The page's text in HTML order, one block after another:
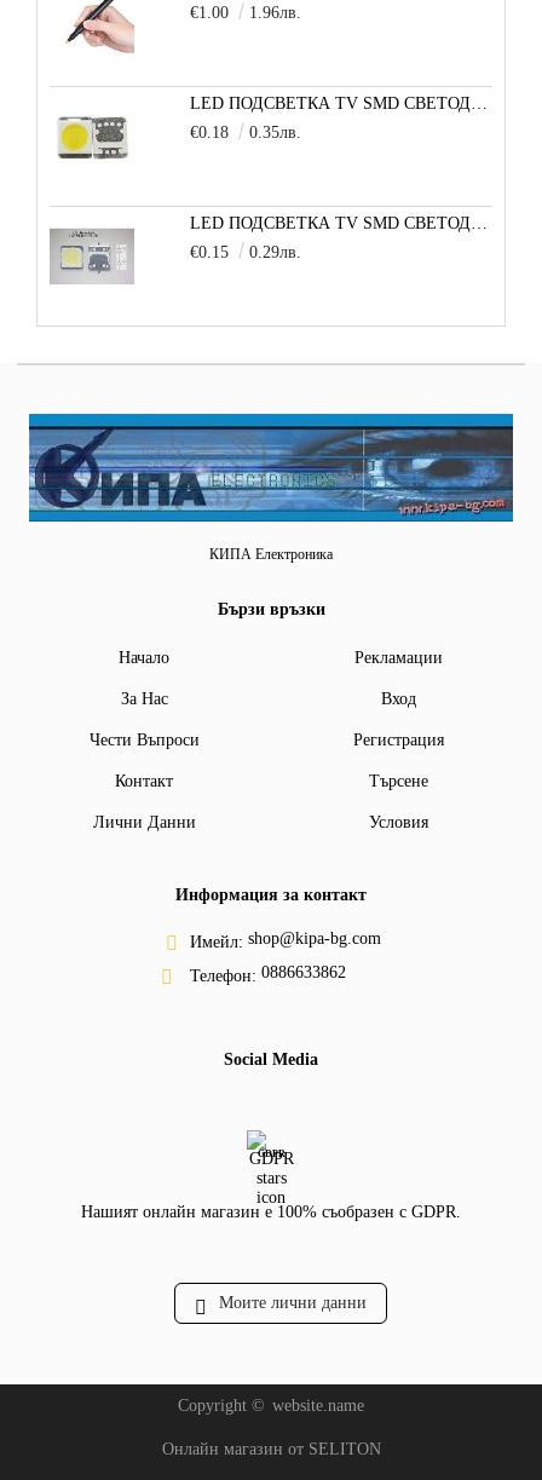
€1.00
1.96лв.
€0.18
0.35лв.
€0.15
0.29лв.
КИПА Електроника
Бързи връзки
Начало Рекламации
За Нас Вход
Чести Въпроси Регистрация
Контакт Търсене
Лични Данни Условия
Информация за контакт
Имейл: shop@kipa-bg.com
Телефон: 0886633862
Social Media
GDPR
Нашият онлайн магазин е 100% съобразен с GDPR.
Моите лични данни
Copyright © website.name
Онлайн магазин от SELITON